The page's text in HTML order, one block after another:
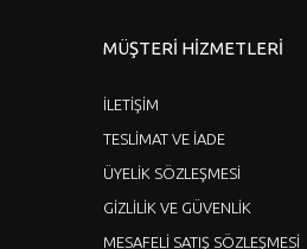
MÜŞTERİ HİZMETLERİ
İLETİŞİM
TESLİMAT VE İADE
ÜYELİK SÖZLEŞMESİ
GİZLİLİK VE GÜVENLİK
MESAFELİ SATIŞ SÖZLEŞMESİ